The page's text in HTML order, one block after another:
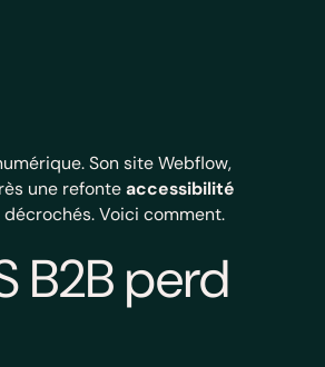
Son site Webflow,
une refonteaccessibilité
Voici comment.
B2B perd